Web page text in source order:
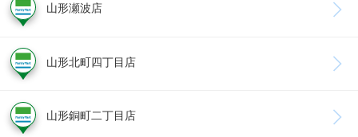
山形瀬波店
山形北町四丁目店
山形銅町二丁目店